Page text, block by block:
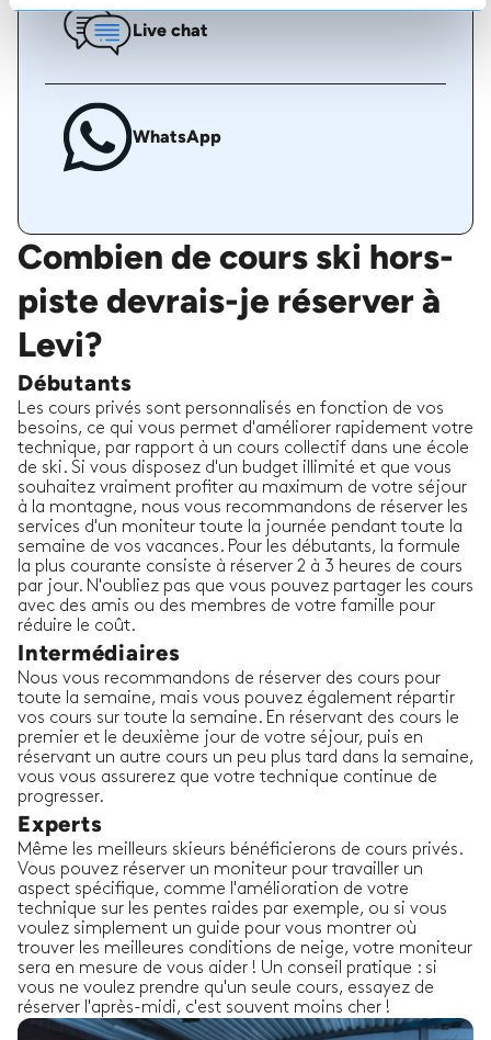
Live chat
WhatsApp
Combien de cours ski hors-
piste devrais-je réserver à
Levi?
Débutants
Les cours privés sont personnalisés en fonction de vos
besoins, ce qui vous permet d'améliorer rapidement votre
technique, par rapport à un cours collectif dans une école
de ski. Si vous disposez d'un budget illimité et que vous
souhaitez vraiment profiter au maximum de votre séjour
à la montagne, nous vous recommandons de réserver les
services d'un moniteur toute la journée pendant toute la
semaine de vos vacances. Pour les débutants, la formule
la plus courante consiste à réserver 2 à 3 heures de cours
par jour. N'oubliez pas que vous pouvez partager les cours
avec des amis ou des membres de votre famille pour
réduire le coût.
Intermédiaires
Nous vous recommandons de réserver des cours pour
toute la semaine, mais vous pouvez également répartir
vos cours sur toute la semaine. En réservant des cours le
premier et le deuxième jour de votre séjour, puis en
réservant un autre cours un peu plus tard dans la semaine,
vous vous assurerez que votre technique continue de
progresser.
Experts
Même les meilleurs skieurs bénéficierons de cours privés.
Vous pouvez réserver un moniteur pour travailler un
aspect spécifique, comme l'amélioration de votre
technique sur les pentes raides par exemple, ou si vous
voulez simplement un guide pour vous montrer où
trouver les meilleures conditions de neige, votre moniteur
sera en mesure de vous aider ! Un conseil pratique : si
vous ne voulez prendre qu'un seule cours, essayez de
réserver l'après-midi, c'est souvent moins cher !